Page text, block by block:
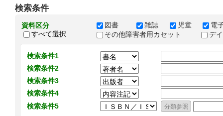
検索条件
資料区分
すべて選択
図書 雑誌 児童
電
その他障害者用カセット
デ
検索条件1
検索条件2
検索条件3
検索条件4
検索条件5